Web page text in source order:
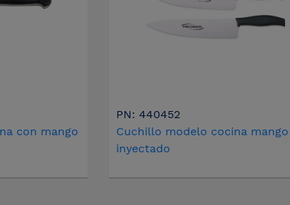
con mango
PN: 440452
Cuchillo modelo cocina mango
inyectado